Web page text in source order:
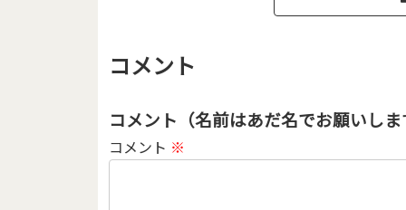
コメント
コメント（名前はあだ名でお願いし
コメント ※